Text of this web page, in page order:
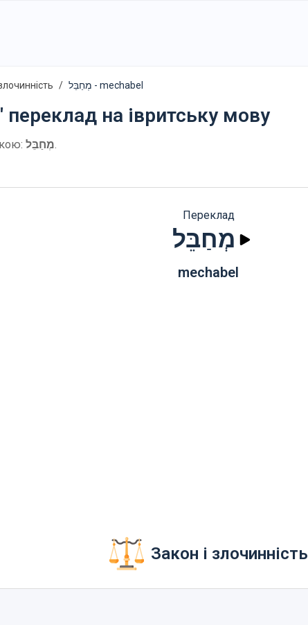
מְחַבֵּל - mechabel
переклад на івритську мову
מְחַבֵּל.
Переклад
מְחַבֵּל
mechabel
Закон і злочинність